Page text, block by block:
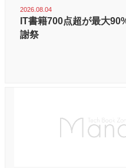
2026.08.04
IT書籍700点超が最大
謝祭